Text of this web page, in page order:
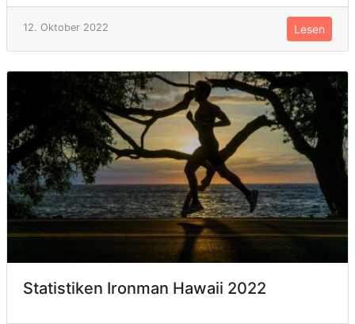
12. Oktober 2022 Lesen
Statistiken Ironman Hawaii 2022